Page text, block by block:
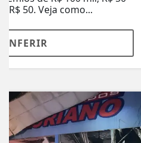
Lorencena fez questão